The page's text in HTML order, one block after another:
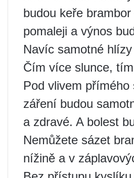
budou keře
pomaleji a výnos
Navíc samotné
Čím více slunce,
Pod vlivem přímého
záření budou
a zdravé. A bolest
Nemůžete sázet
nížině a v